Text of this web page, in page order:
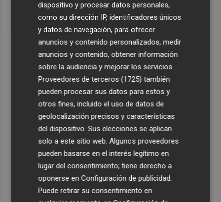
El proyecto 'Gramola' evalúa estrategias sostenibles
para reducir las alteraciones internas de la granada
mollar de Elche
María Escarmiento se suma a El Kanka en el cartel del
festival Epicentro de Mula
UPCT Makers culmina con éxito un catamarán para
monitorizar el Mar Menor y ya prepara un dron
submarino autónomo
Una batea clochinera se hunde y otra sufre daños en un
incidente con un buque en el puerto de Valencia
dispositivo y procesar datos personales,
como su dirección IP, identificadores únicos
y datos de navegación, para ofrecer
anuncios y contenido personalizados, medir
anuncios y contenido, obtener información
sobre la audiencia y mejorar los servicios.
Proveedores de terceros (1725) también
pueden procesar sus datos para estos y
otros fines, incluido el uso de datos de
geolocalización precisos y características
del dispositivo. Sus elecciones se aplican
solo a este sitio web. Algunos proveedores
pueden basarse en el interés legítimo en
lugar del consentimiento; tiene derecho a
oponerse enConfiguración de publicidad.
Puede retirar su consentimiento en